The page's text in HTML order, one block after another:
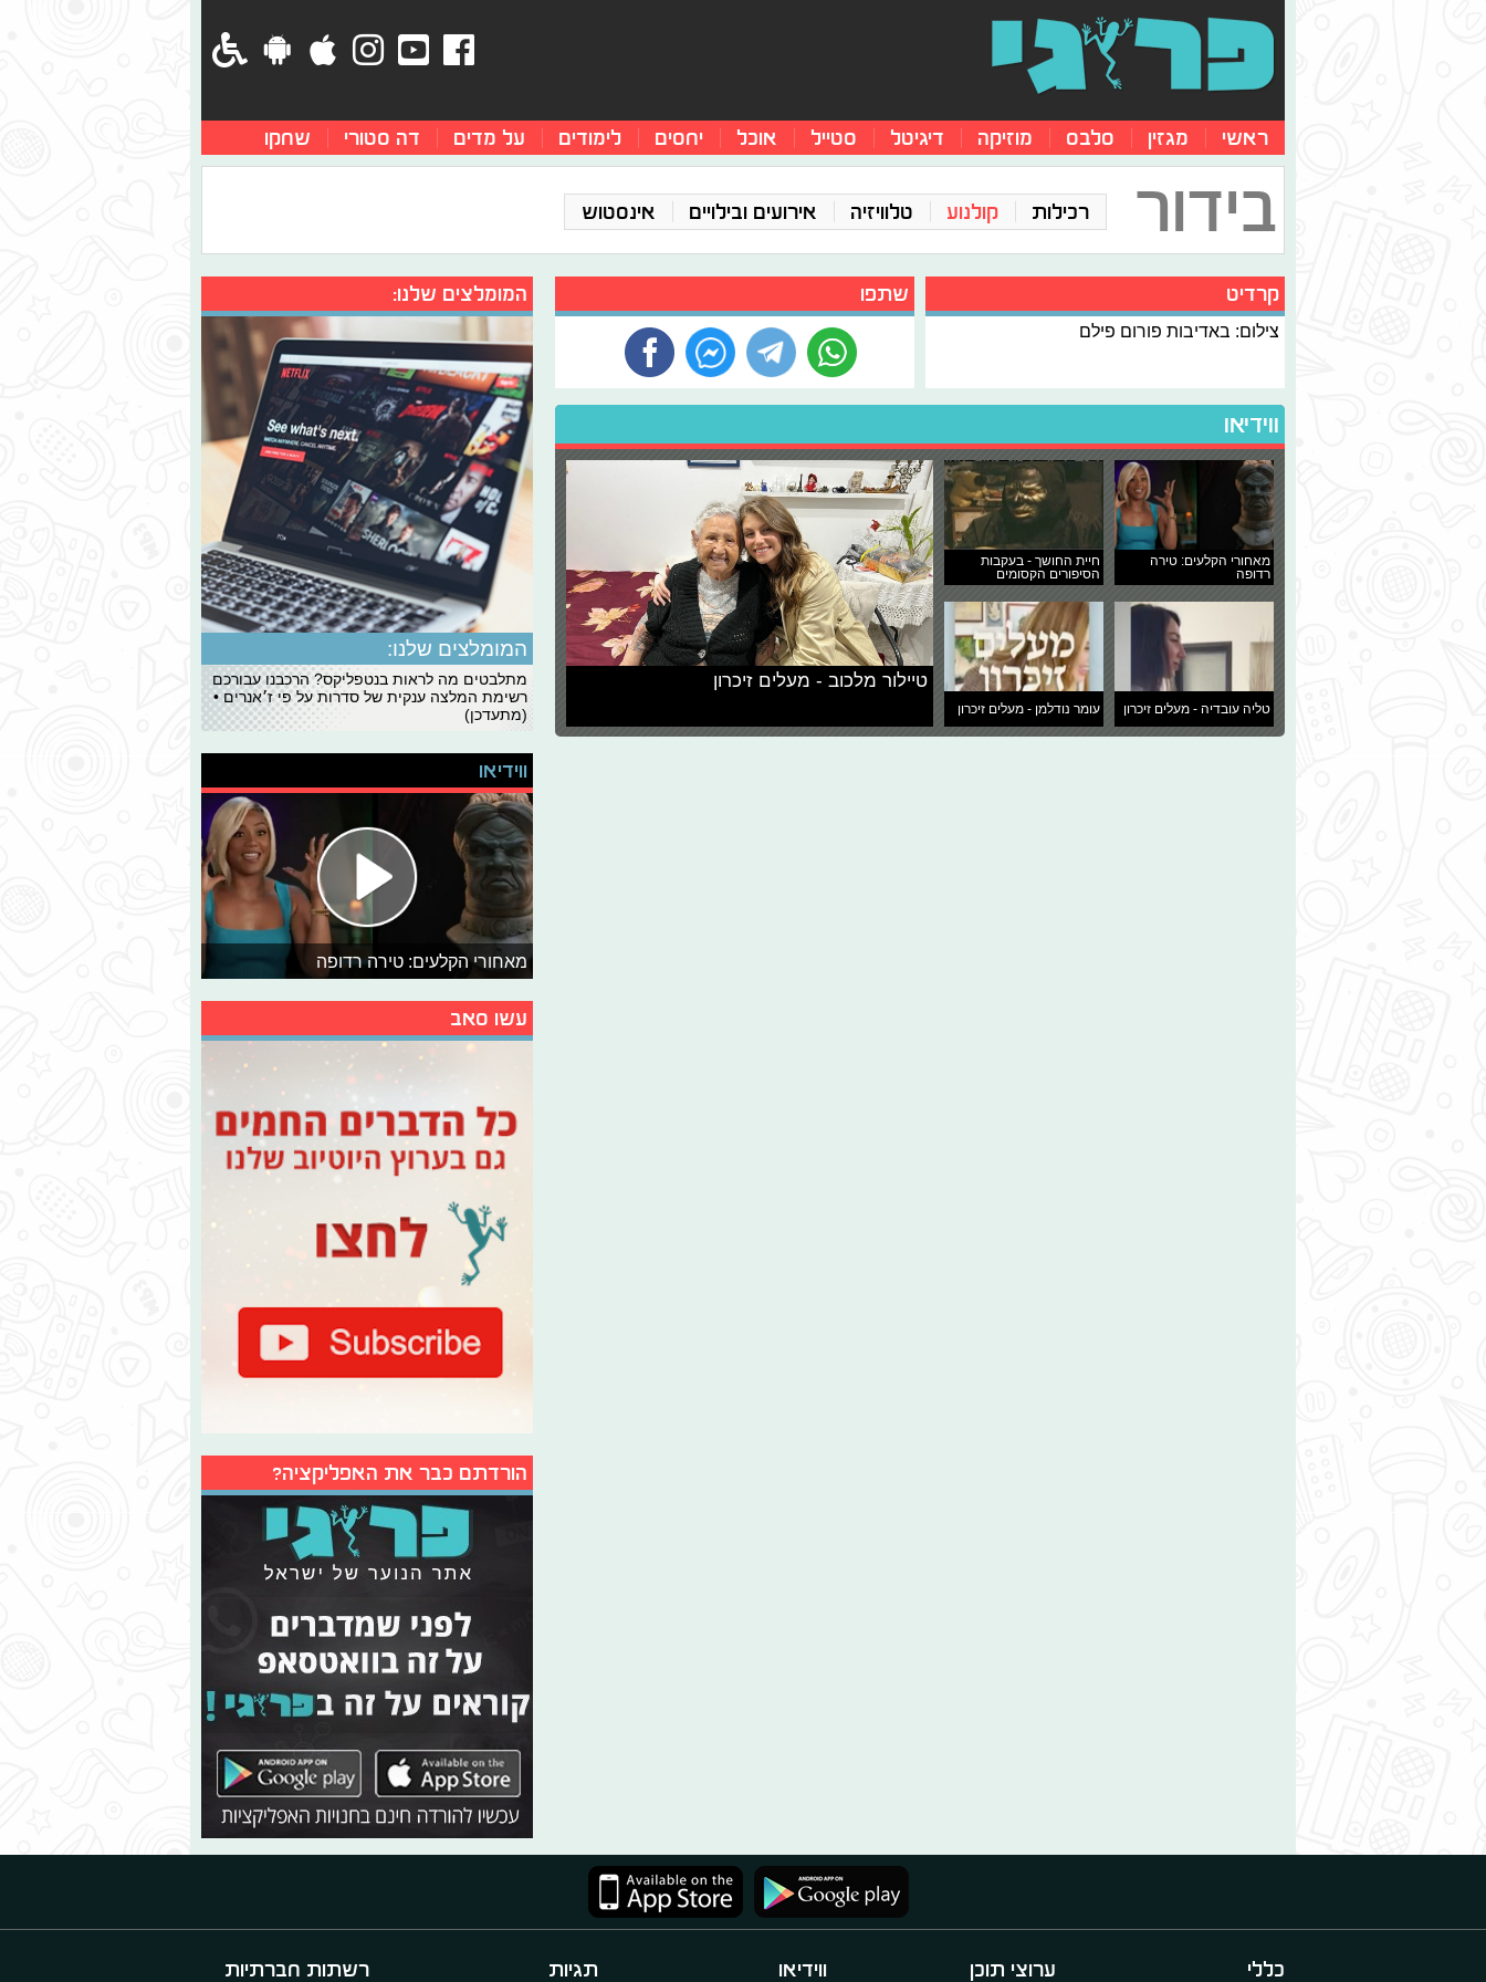
ראשי מגזין סלבס מוזיקה דיגיטל סטייל אוכל יחסים לימודים על מדים דה סטורי שחקו
בידור רכילות קולנוע טלוויזיה אירועים ובילויים אינסטוש
קרדיט
צילום: באדיבות פורום פילם
שתפו
ווידיאו
מאחורי הקלעים: טירה
רדופה
חיית החושך - בעקבות
הסיפורים הקסומים
טליה עובדיה - מעלים זיכרון עומר נודלמן - מעלים זיכרון
טיילור מלכוב - מעלים זיכרון
המומלצים שלנו:
המומלצים שלנו:
מתלבטים מה לראות בנטפליקס? הרכבנו עבורכם
רשימת המלצה ענקית של סדרות על פי ז׳אנרים •
(מתעדכן)
ווידיאו
מאחורי הקלעים: טירה רדופה
עשו סאב
הורדתם כבר את האפליקציה?
כללי ערוצי תוכן ווידיאו תגיות רשתות חברתיות